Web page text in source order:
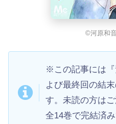
©河原和
※この記事には『
よび最終回の結
す。未読の方は
全14巻で完結済み